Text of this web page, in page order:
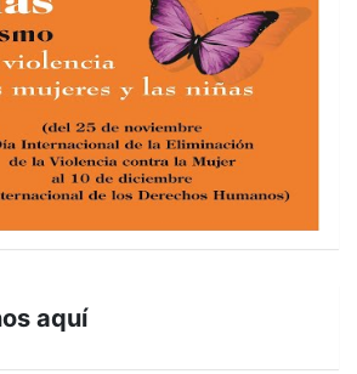
aquí